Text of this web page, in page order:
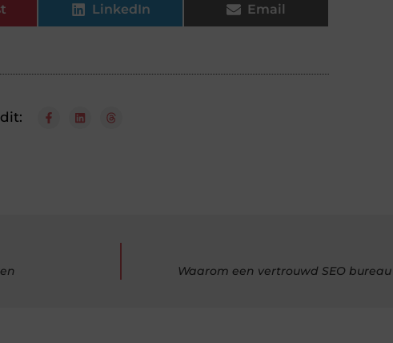
LinkedIn Email
Waarom een vertrouwd SEO